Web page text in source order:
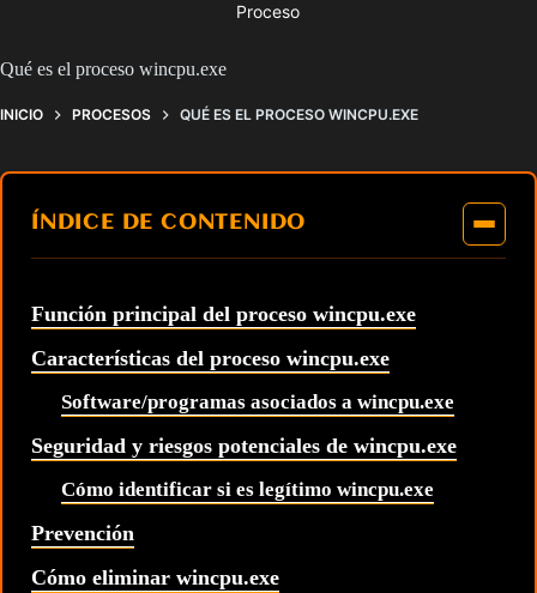
Proceso
Qué es el proceso wincpu.exe
INICIO PROCESOS QUÉ ES EL PROCESO WINCPU.EXE
ÍNDICE DE CONTENIDO
Función principal del proceso wincpu.exe
Características del proceso wincpu.exe
Software/programas asociados a wincpu.exe
Seguridad y riesgos potenciales de wincpu.exe
Cómo identificar si es legítimo wincpu.exe
Prevención
Cómo eliminar wincpu.exe